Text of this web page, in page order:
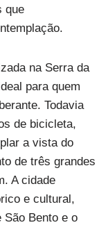
que
na Serra da
para quem
Todavia
de bicicleta,
a vista do
de três grandes
A cidade
e cultural,
São Bento e o